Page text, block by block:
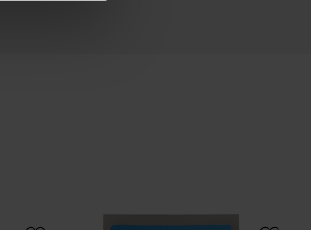
neonpink 4 Bogen
Paper Poetry Office Sticker Etiketten